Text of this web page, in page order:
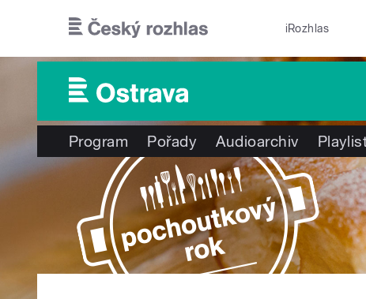
iRozhlas
Program Pořady Audioarchiv